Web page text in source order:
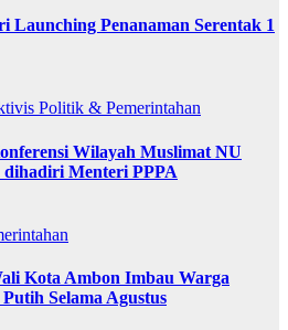
Launching Penanaman Serentak 1
Politik & Pemerintahan
Wilayah Muslimat NU
Menteri PPPA
Kota Ambon Imbau Warga
Selama Agustus